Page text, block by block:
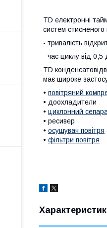
TD електронні
систем
- тривалість
- час циклу від 0,5
TD
має широке
• повітряний
• доохладители
• циклонний
• ресивер
• осушувач повітря
• фільтри повітря